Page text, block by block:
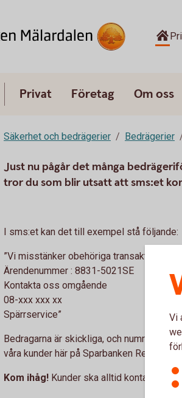
Privat Företag Om oss
Säkerhet och bedrägerier Bedrägerier
Just nu pågår det många
tror du som blir utsatt att sms:et
I sms:et kan det till exempel stå följande:
”Vi misstänker obehöriga transaktioner
Ärendenummer : 8831-5021SE
Kontakta oss omgående
08-xxx xxx xx
Spärrservice”
Bedragarna är skickliga, och numret i
våra kunder här på Sparbanken Rekarne
Kom ihåg! Kunder ska alltid kontakta
Vi